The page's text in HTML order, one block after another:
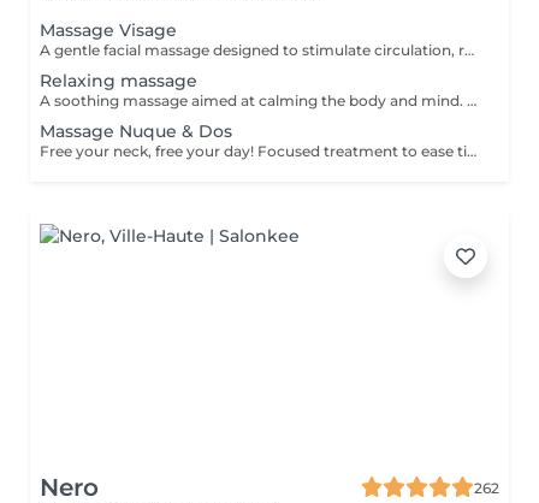
Massage Visage
A gentle facial massage designed to stimulate circulation, relax facial tension and enhance the natural glow of the skin. The treatment can help the face look fresher, more rested and more radiant. Result: relaxed facial features, improved skin freshness and a healthy glow. Recommended frequency: once a week or every 2 weeks.
Relaxing massage
A soothing massage aimed at calming the body and mind. Gentle, flowing movements help reduce stress, ease muscular tension and create a deep sense of relaxation. Result: improved well-being, reduced stress and a peaceful, rebalanced feeling. Recommended frequency: once a week or as often as needed for relaxation.
Massage Nuque & Dos
Free your neck, free your day! Focused treatment to ease tightness, tension headaches, and stiffness in the neck and shoulders. You work in the office, spending long hours at a desk or looking at screens. THIS MASSAGE IS FOR YOU! Restores movement and reduces pain.
Nero
262